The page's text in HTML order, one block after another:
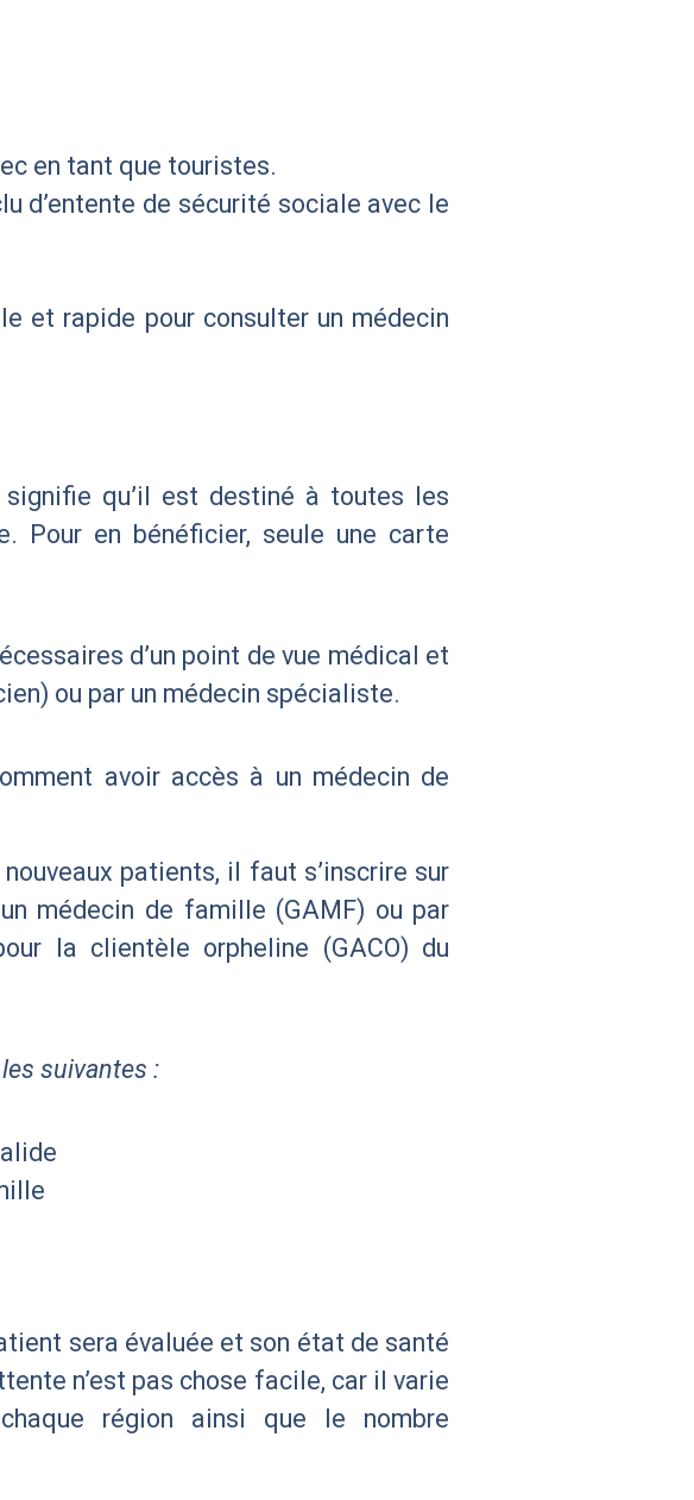
en tant que touristes.
d’entente de sécurité sociale avec le
et rapide pour consulter un médecin
qu’il est destiné à toutes les
Pour en bénéficier, seule une carte
d’un point de vue médical et
ou par un médecin spécialiste.
avoir accès à un médecin de
patients, il faut s’inscrire sur
médecin de famille (GAMF) ou par
la clientèle orpheline (GACO) du
suivantes :
sera évaluée et son état de santé
n’est pas chose facile, car il varie
région ainsi que le nombre